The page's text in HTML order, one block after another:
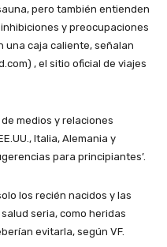
pero también entienden
y preocupaciones
una caja caliente, señalan
, el sitio oficial de viajes
medios y relaciones
Italia, Alemania y
para principiantes’.
los recién nacidos y las
seria, como heridas
evitarla, según VF.